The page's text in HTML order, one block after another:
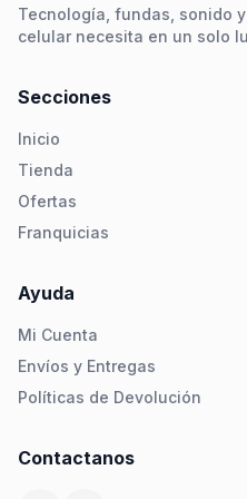
Tecnología, fundas, sonido
celular necesita en un solo
Secciones
Inicio
Tienda
Ofertas
Franquicias
Ayuda
Mi Cuenta
Envíos y Entregas
Políticas de Devolución
Contactanos